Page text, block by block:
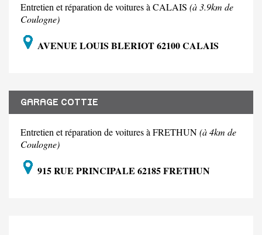
Entretien et réparation de voitures à CALAIS (à 3.9km de
Coulogne)
AVENUE LOUIS BLERIOT 62100 CALAIS
GARAGE COTTIE
Entretien et réparation de voitures à FRETHUN(à 4km de
Coulogne)
915 RUE PRINCIPALE 62185 FRETHUN